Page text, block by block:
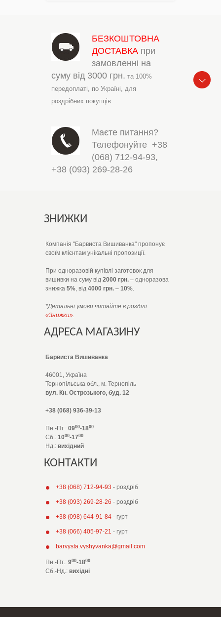
БЕЗКОШТОВНА
ДОСТАВКА при
замовленні на
суму від 3000 грн. та 100%
передоплаті, по Україні, для
роздрібних покупців
Маєте питання?
Телефонуйте +38
(068) 712-94-93,
+38 (093) 269-28-26
ЗНИЖКИ
Компанія "Барвиста Вишиванка" пропонує
своїм клієнтам унікальні пропозиції.
При одноразовій купівлі заготовок для
вишивки на суму від 2000 грн. – одноразова
знижка 5%, від 4000 грн. – 10%.
*Детальні умови читайте в розділі
«Знижки».
АДРЕСА МАГАЗИНУ
Барвиста Вишиванка
46001, Україна
Тернопільська обл., м. Тернопіль
вул. Кн. Острозького, буд. 12
+38 (068) 936-39-13
Пн.-Пт.: 0900-1800
Сб.: 1000-1700
Нд.: вихідний
КОНТАКТИ
+38 (068) 712-94-93 - роздріб
+38 (093) 269-28-26 - роздріб
+38 (098) 644-91-84 - гурт
+38 (066) 405-97-21 - гурт
barvysta.vyshyvanka@gmail.com
Пн.-Пт.: 900-1800
Сб.-Нд.: вихідні